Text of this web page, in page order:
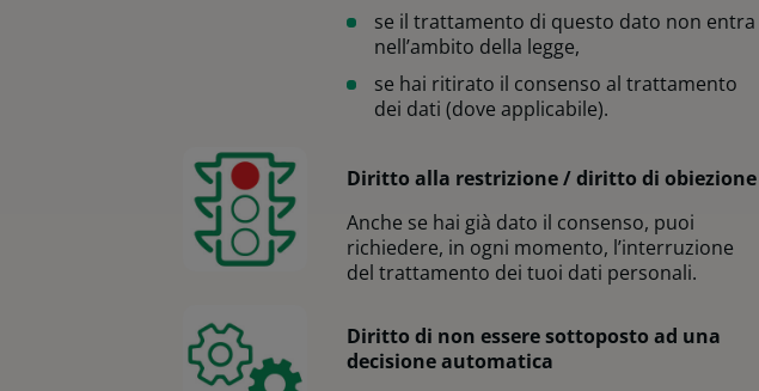
se il trattamento di questo dato non entra
nell’ambito della legge,
se hai ritirato il consenso al trattamento
dei dati (dove applicabile).
Diritto alla restrizione / diritto di obiezione
Anche se hai già dato il consenso, puoi
richiedere, in ogni momento, l’interruzione
del trattamento dei tuoi dati personali.
Diritto di non essere sottoposto ad una
decisione automatica